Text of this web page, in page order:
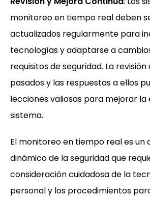
monitoreo en tiempo real deben
actualizados regularmente para
tecnologías y adaptarse a
requisitos de seguridad. La
pasados y las respuestas a ellos
lecciones valiosas para mejorar la
sistema.
El monitoreo en tiempo real es
dinámico de la seguridad que
consideración cuidadosa de la
personal y los procedimientos